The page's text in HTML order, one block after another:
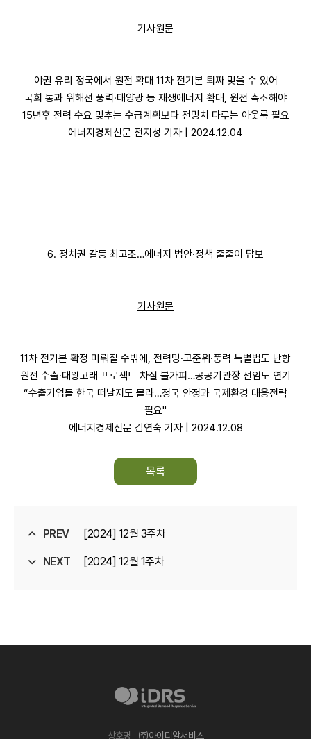
기사원문
야권 유리 정국에서 원전 확대 11차 전기본 퇴짜 맞을 수 있어
국회 통과 위해선 풍력·태양광 등 재생에너지 확대, 원전 축소해야
15년후 전력 수요 맞추는 수급계획보다 전망치 다루는 아웃룩 필요
에너지경제신문 전지성 기자 | 2024.12.04
6. 정치권 갈등 최고조…에너지 법안·정책 줄줄이 답보
기사원문
11차 전기본 확정 미뤄질 수밖에, 전력망·고준위·풍력 특별법도 난항
원전 수출·대왕고래 프로젝트 차질 불가피…공공기관장 선임도 연기
“수출기업들 한국 떠날지도 몰라…정국 안정과 국제환경 대응전략
필요"
에너지경제신문 김연숙 기자 | 2024.12.08
목록
PREV [2024] 12월 3주차
NEXT [2024] 12월 1주차
상호명 ㈜아이디알서비스